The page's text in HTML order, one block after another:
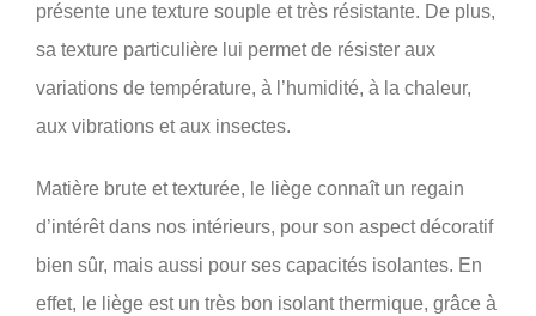
présente une texture souple et très résistante. De plus,
sa texture particulière lui permet de résister aux
variations de température, à l’humidité, à la chaleur,
aux vibrations et aux insectes.
Matière brute et texturée, le liège connaît un regain
d’intérêt dans nos intérieurs, pour son aspect décoratif
bien sûr, mais aussi pour ses capacités isolantes. En
effet, le liège est un très bon isolant thermique, grâce à